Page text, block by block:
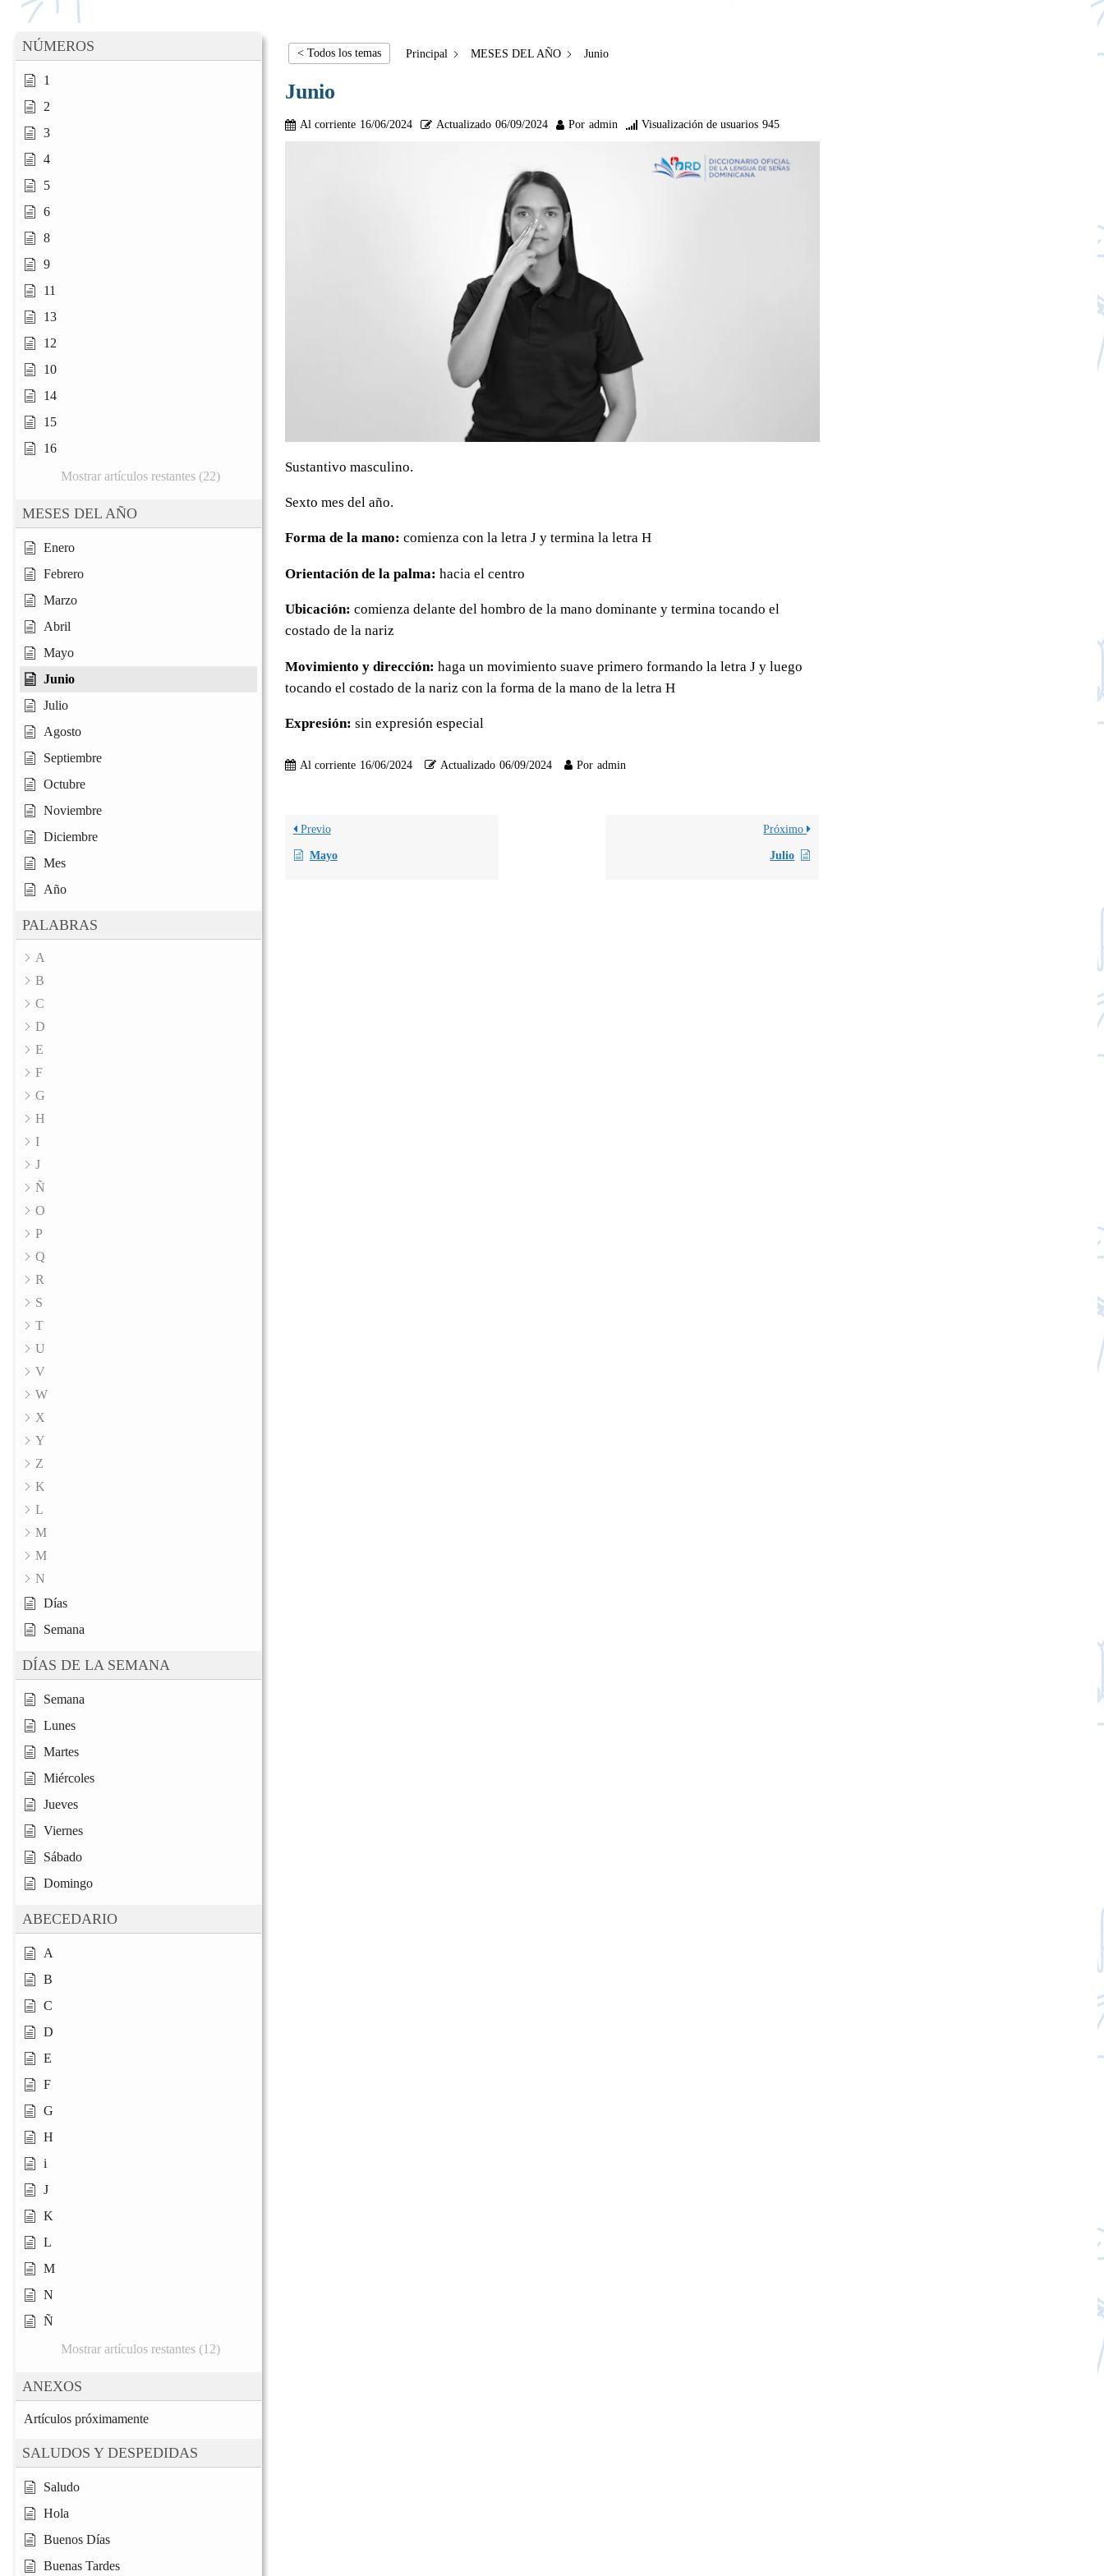
NÚMEROS
1
2
3
4
5
6
8
9
11
13
12
10
14
15
16
Mostrar artículos restantes (22)
MESES DEL AÑO
Enero
Febrero
Marzo
Abril
Mayo
Junio
Julio
Agosto
Septiembre
Octubre
Noviembre
Diciembre
Mes
Año
PALABRAS
A
B
C
D
E
F
G
H
I
J
Ñ
O
P
Q
R
S
T
U
V
W
X
Y
Z
K
L
M
M
N
Días
Semana
DÍAS DE LA SEMANA
Semana
Lunes
Martes
Miércoles
Jueves
Viernes
Sábado
Domingo
ABECEDARIO
A
B
C
D
E
F
G
H
i
J
K
L
M
N
Ñ
Mostrar artículos restantes (12)
ANEXOS
Artículos próximamente
SALUDOS Y DESPEDIDAS
Saludo
Hola
Buenos Días
Buenas Tardes
< Todos los temas Principal MESES DEL AÑO Junio
Junio
Al corriente 16/06/2024 Actualizado 06/09/2024 Por admin Visualización de usuarios 945
Sustantivo masculino.
Sexto mes del año.
Forma de la mano: comienza con la letra J y termina la letra H
Orientación de la palma: hacia el centro
Ubicación: comienza delante del hombro de la mano dominante y termina tocando el
costado de la nariz
Movimiento y dirección: haga un movimiento suave primero formando la letra J y luego
tocando el costado de la nariz con la forma de la mano de la letra H
Expresión: sin expresión especial
Al corriente 16/06/2024 Actualizado 06/09/2024 Por admin
Previo
Mayo
Próximo
Julio